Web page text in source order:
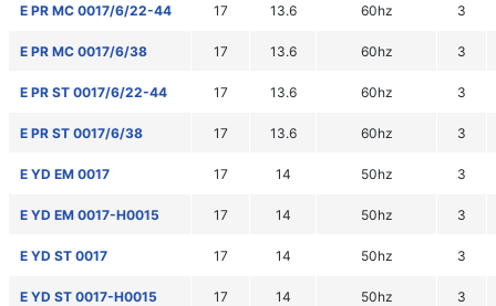
E PR MC 0017/6/22-44 17 13.6 60hz 3
E PR MC 0017/6/38 17 13.6 60hz 3
E PR ST 0017/6/22-44 17 13.6 60hz 3
E PR ST 0017/6/38 17 13.6 60hz 3
E YD EM 0017 17 14 50hz 3
E YD EM 0017-H0015 17 14 50hz 3
E YD ST 0017 17 14 50hz 3
E YD ST 0017-H0015 17 14 50hz 3